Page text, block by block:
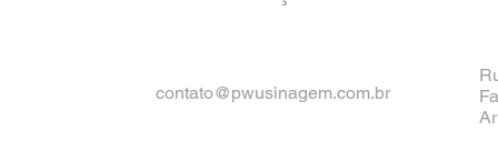
contato@pwusinagem.com.br